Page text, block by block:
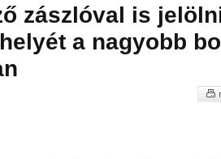
zászlóval is
a nagyobb